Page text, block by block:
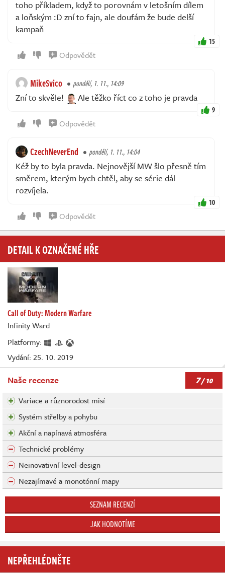
toho příkladem, když to porovnám v letošním dílem
a loňským :D zní to fajn, ale doufám že bude delší
kampaň
15
Odpovědět
MikeSvico pondělí, 1. 11., 14:09
Zní to skvěle! Ale těžko říct co z toho je pravda
9
Odpovědět
CzechNeverEnd pondělí, 1. 11., 14:04
Kéž by to byla pravda. Nejnovější MW šlo přesně tím
směrem, kterým bych chtěl, aby se série dál
rozvíjela.
10
Odpovědět
DETAIL K OZNAČENÉ HŘE
Call of Duty: Modern Warfare
Infinity Ward
Platformy:
Vydání: 25. 10. 2019
Naše recenze 7/ 10
Variace a různorodost misí
Systém střelby a pohybu
Akční a napínavá atmosféra
Technické problémy
Neinovativní level-design
Nezajímavé a monotónní mapy
SEZNAM RECENZÍ
JAK HODNOTÍME
NEPŘEHLÉDNĚTE